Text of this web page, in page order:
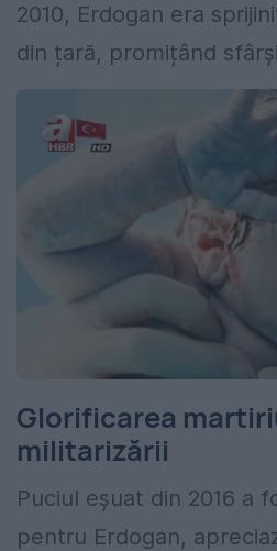
2010, Erdogan era
din țară, promițând
Glorificarea
militarizării
Puciul eșuat din 2016 a
pentru Erdogan,